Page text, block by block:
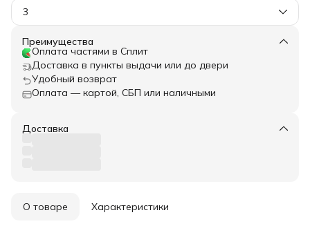
3
Преимущества
Оплата частями в Сплит
Доставка в пункты выдачи или до двери
Удобный возврат
Оплата — картой, СБП или наличными
Доставка
О товаре Характеристики